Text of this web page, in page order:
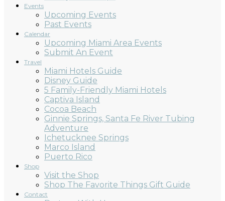
Events
Upcoming Events
Past Events
Calendar
Upcoming Miami Area Events
Submit An Event
Travel
Miami Hotels Guide
Disney Guide
5 Family-Friendly Miami Hotels
Captiva Island
Cocoa Beach
Ginnie Springs, Santa Fe River Tubing
Adventure
Ichetucknee Springs
Marco Island
Puerto Rico
Shop
Visit the Shop
Shop The Favorite Things Gift Guide
Contact